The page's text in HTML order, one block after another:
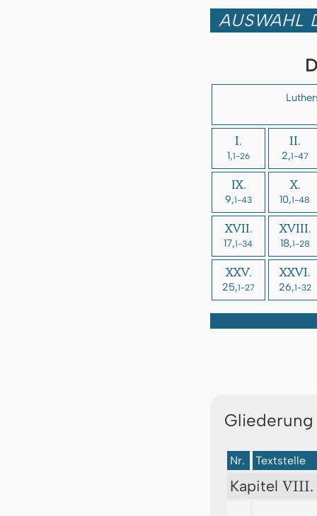
AUSWAHL
I.
1,1-26
II.
2,1-47
IX.
9,1-43
X.
10,1-48
XVII.
17,1-34
XVIII.
18,1-28
XXV.
25,1-27
XXVI.
26,1-32
Nr. Textstelle
Kapitel VIII.